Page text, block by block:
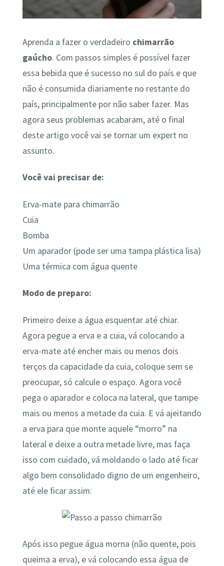
Aprenda a fazer o verdadeiro chimarrão
gaúcho. Com passos simples é possível fazer
essa bebida que é sucesso no sul do país e que
não é consumida diariamente no restante do
país, principalmente por não saber fazer. Mas
agora seus problemas acabaram, até o final
deste artigo você vai se tornar um expert no
assunto.
Você vai precisar de:
Erva-mate para chimarrão
Cuia
Bomba
Um aparador (pode ser uma tampa plástica lisa)
Uma térmica com água quente
Modo de preparo:
Primeiro deixe a água esquentar até chiar.
Agora pegue a erva e a cuia, vá colocando a
erva-mate até encher mais ou menos dois
terços da capacidade da cuia, coloque sem se
preocupar, só calcule o espaço. Agora você
pega o aparador e coloca na lateral, que tampe
mais ou menos a metade da cuia. E vá ajeitando
a erva para que monte aquele “morro” na
lateral e deixe a outra metade livre, mas faça
isso com cuidado, vá moldando o lado até ficar
algo bem consolidado digno de um engenheiro,
até ele ficar assim:
Após isso pegue água morna (não quente, pois
queima a erva), e vá colocando essa água de